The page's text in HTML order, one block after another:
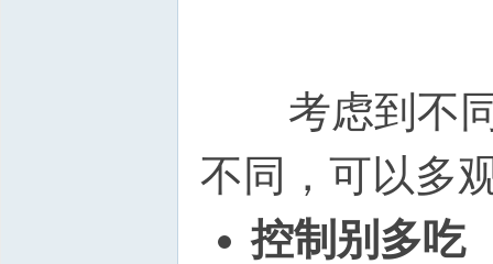
考虑到不同
不同，可以多
控制别多吃